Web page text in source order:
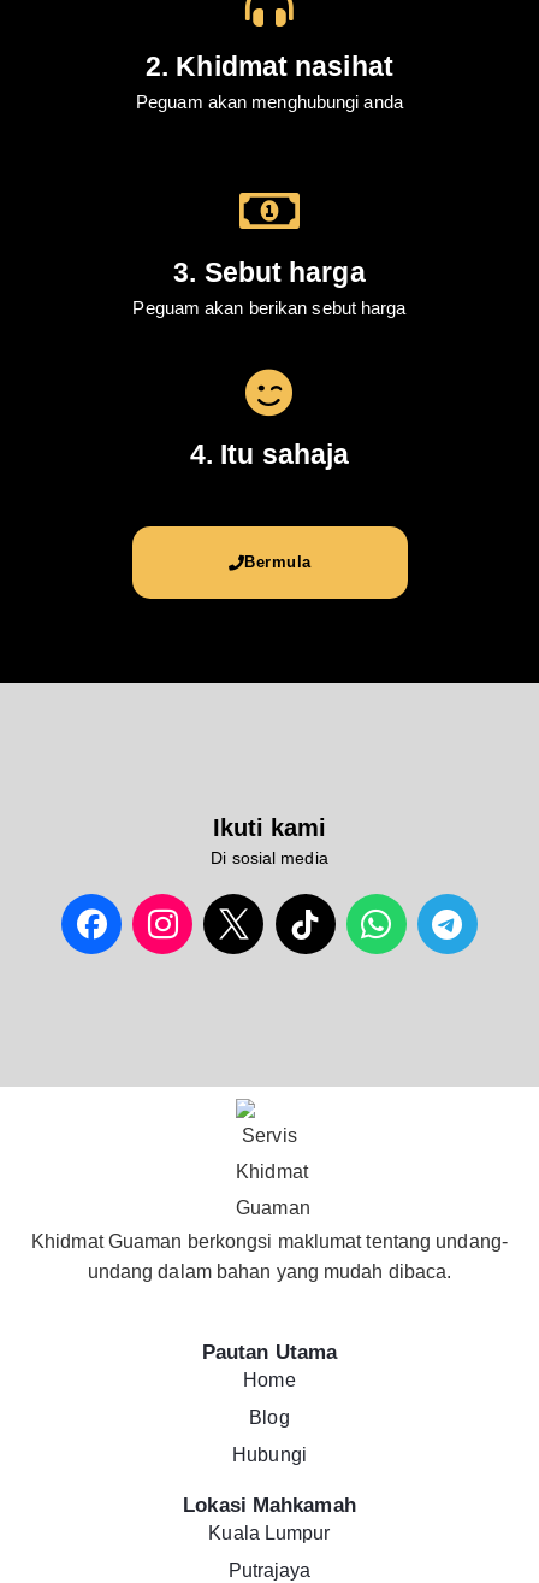
2. Khidmat nasihat
Peguam akan menghubungi anda
3. Sebut harga
Peguam akan berikan sebut harga
4. Itu sahaja
Bermula
Ikuti kami
Di sosial media
Khidmat Guaman berkongsi maklumat tentang undang-
undang dalam bahan yang mudah dibaca.
Pautan Utama
Home
Blog
Hubungi
Lokasi Mahkamah
Kuala Lumpur
Putrajaya